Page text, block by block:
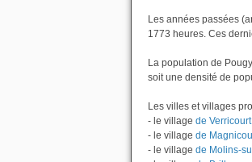
Les années passées
1773 heures. Ces
La population de
soit une densité de
Les villes et villages
- le village de
- le village de
- le village de Molins-